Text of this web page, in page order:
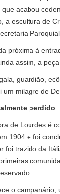
acabou
a escultura de
Paroquial.
próxima à
assim, a
guardião,
milagre de
perdido
de Lourdes é
1904 e foi
foi trazido da
o